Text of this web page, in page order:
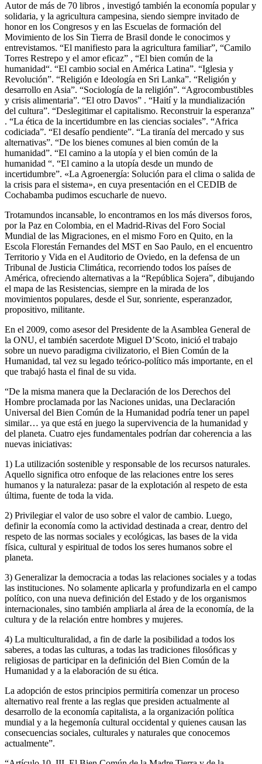
Autor de más de 70 libros , investigó también la economía popular y
solidaria, y la agricultura campesina, siendo siempre invitado de
honor en los Congresos y en las Escuelas de formación del
Movimiento de los Sin Tierra de Brasil donde le conocimos y
entrevistamos. “El manifiesto para la agricultura familiar”, “Camilo
Torres Restrepo y el amor eficaz” , “El bien común de la
humanidad“. “El cambio social en América Latina”. “Iglesia y
Revolución”. “Religión e Ideología en Sri Lanka”. “Religión y
desarrollo en Asia”. “Sociología de la religión”. “Agrocombustibles
y crisis alimentaria”. “El otro Davos” . “Haití y la mundialización
del cultura”. “Deslegitimar el capitalismo. Reconstruir la esperanza”
. “La ética de la incertidumbre en las ciencias sociales”. “Africa
codiciada”. “El desafío pendiente”. “La tiranía del mercado y sus
alternativas”. “De los bienes comunes al bien común de la
humanidad”. “El camino a la utopía y el bien común de la
humanidad “. “El camino a la utopía desde un mundo de
incertidumbre”. «La Agroenergía: Solución para el clima o salida de
la crisis para el sistema», en cuya presentación en el CEDIB de
Cochabamba pudimos escucharle de nuevo.
Trotamundos incansable, lo encontramos en los más diversos foros,
por la Paz en Colombia, en el Madrid-Rivas del Foro Social
Mundial de las Migraciones, en el mismo Foro en Quito, en la
Escola Florestán Fernandes del MST en Sao Paulo, en el encuentro
Territorio y Vida en el Auditorio de Oviedo, en la defensa de un
Tribunal de Justicia Climática, recorriendo todos los países de
América, ofreciendo alternativas a la “República Sojera”, dibujando
el mapa de las Resistencias, siempre en la mirada de los
movimientos populares, desde el Sur, sonriente, esperanzador,
propositivo, militante.
En el 2009, como asesor del Presidente de la Asamblea General de
la ONU, el también sacerdote Miguel D’Scoto, inició el trabajo
sobre un nuevo paradigma civilizatorio, el Bien Común de la
Humanidad, tal vez su legado teórico-político más importante, en el
que trabajó hasta el final de su vida.
“De la misma manera que la Declaración de los Derechos del
Hombre proclamada por las Naciones unidas, una Declaración
Universal del Bien Común de la Humanidad podría tener un papel
similar… ya que está en juego la supervivencia de la humanidad y
del planeta. Cuatro ejes fundamentales podrían dar coherencia a las
nuevas iniciativas:
1) La utilización sostenible y responsable de los recursos naturales.
Aquello significa otro enfoque de las relaciones entre los seres
humanos y la naturaleza: pasar de la explotación al respeto de esta
última, fuente de toda la vida.
2) Privilegiar el valor de uso sobre el valor de cambio. Luego,
definir la economía como la actividad destinada a crear, dentro del
respeto de las normas sociales y ecológicas, las bases de la vida
física, cultural y espiritual de todos los seres humanos sobre el
planeta.
3) Generalizar la democracia a todas las relaciones sociales y a todas
las instituciones. No solamente aplicarla y profundizarla en el campo
político, con una nueva definición del Estado y de los organismos
internacionales, sino también ampliarla al área de la economía, de la
cultura y de la relación entre hombres y mujeres.
4) La multiculturalidad, a fin de darle la posibilidad a todos los
saberes, a todas las culturas, a todas las tradiciones filosóficas y
religiosas de participar en la definición del Bien Común de la
Humanidad y a la elaboración de su ética.
La adopción de estos principios permitiría comenzar un proceso
alternativo real frente a las reglas que presiden actualmente al
desarrollo de la economía capitalista, a la organización política
mundial y a la hegemonía cultural occidental y quienes causan las
consecuencias sociales, culturales y naturales que conocemos
actualmente”.